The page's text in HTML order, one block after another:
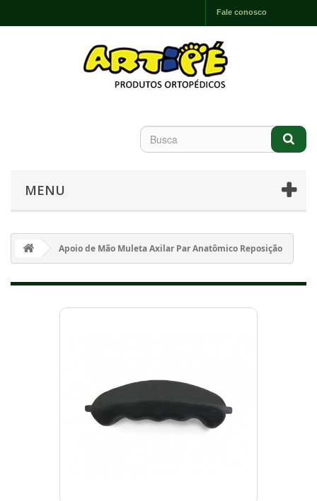
Fale conosco
MENU
Apoio de Mão Muleta Axilar Par Anatômico Reposição